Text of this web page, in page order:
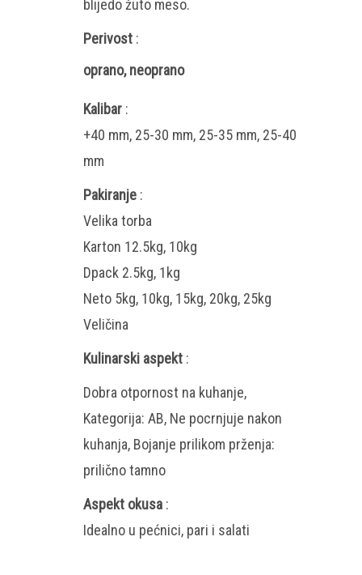
blijedo žuto meso.
Perivost :
oprano, neoprano
Kalibar :
+40 mm, 25-30 mm, 25-35 mm, 25-40
mm
Pakiranje :
Velika torba
Karton 12.5kg, 10kg
Dpack 2.5kg, 1kg
Neto 5kg, 10kg, 15kg, 20kg, 25kg
Veličina
Kulinarski aspekt :
Dobra otpornost na kuhanje,
Kategorija: AB, Ne pocrnjuje nakon
kuhanja, Bojanje prilikom prženja:
prilično tamno
Aspekt okusa :
Idealno u pećnici, pari i salati